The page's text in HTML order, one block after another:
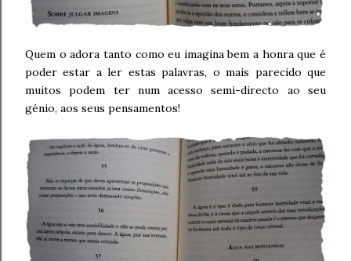
Quem o adora tanto como eu imagina bem a honra que é
poder estar a ler estas palavras, o mais parecido que
muitos podem ter num acesso semi-directo ao seu
génio, aos seus pensamentos!